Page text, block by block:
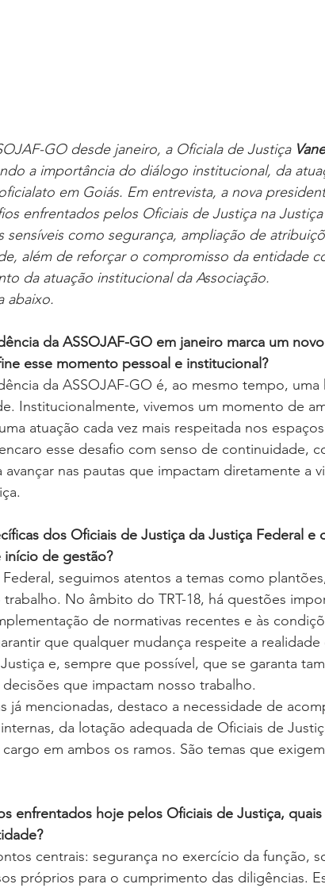
GO desde janeiro, a Oficiala de Justiça
a importância do diálogo institucional, da
em Goiás. Em entrevista, a nova
enfrentados pelos Oficiais de Justiça na Justiça
sensíveis como segurança, ampliação de
além de reforçar o compromisso da entidade
da atuação institucional da Associação.
abaixo.
da ASSOJAF-GO em janeiro marca um
esse momento pessoal e institucional?
da ASSOJAF-GO é, ao mesmo tempo,
Institucionalmente, vivemos um momento de
atuação cada vez mais respeitada nos
esse desafio com senso de continuidade,
avançar nas pautas que impactam diretamente a
dos Oficiais de Justiça da Justiça Federal e
de gestão?
Federal, seguimos atentos a temas como
No âmbito do TRT-18, há questões
de normativas recentes e às
que qualquer mudança respeite a realidade
e, sempre que possível, que se garanta
decisões que impactam nosso trabalho.
já mencionadas, destaco a necessidade de
da lotação adequada de Oficiais de
em ambos os ramos. São temas que
enfrentados hoje pelos Oficiais de Justiça,
centrais: segurança no exercício da função,
próprios para o cumprimento das diligências.